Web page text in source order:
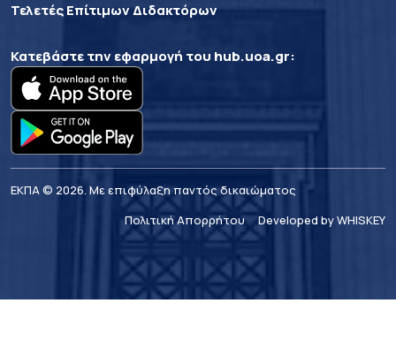
Τελετές Επίτιμων Διδακτόρων
Κατεβάστε την εφαρμογή του hub.uoa.gr:
ΕΚΠΑ © 2026. Με επιφύλαξη παντός δικαιώματος
Πολιτική Απορρήτου
Developed by WHISKEY